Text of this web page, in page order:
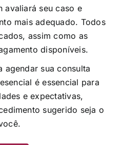
avaliará seu caso e
mais adequado. Todos
assim como as
disponíveis.
agendar sua consulta
é essencial para
e expectativas,
sugerido seja o